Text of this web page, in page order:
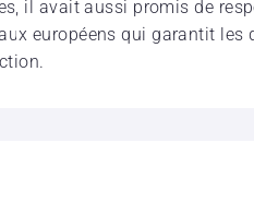
il avait aussi promis de
européens qui garantit les